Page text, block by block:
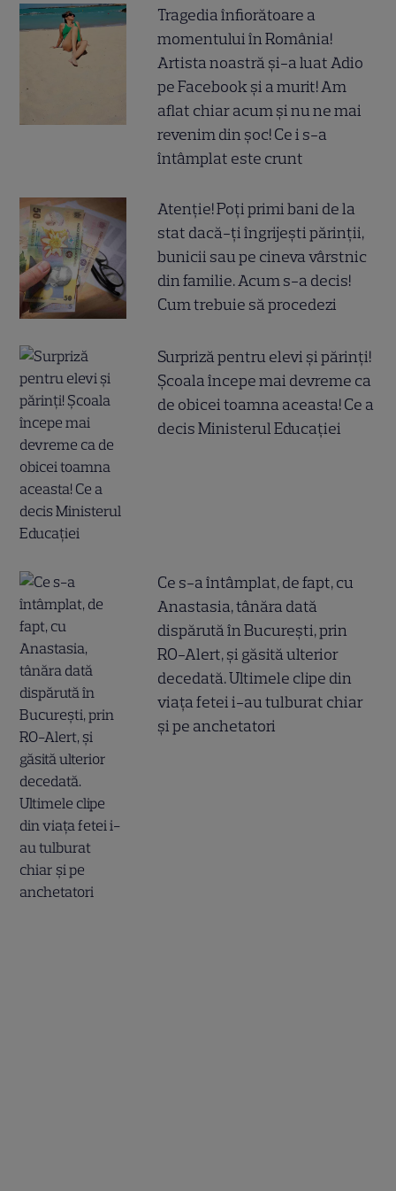
Tragedia înfiorătoare a
momentului în România!
Artista noastră și-a luat Adio
pe Facebook și a murit! Am
aflat chiar acum și nu ne mai
revenim din șoc! Ce i s-a
întâmplat este crunt
Atenție! Poți primi bani de la
stat dacă-ți îngrijești părinții,
bunicii sau pe cineva vârstnic
din familie. Acum s-a decis!
Cum trebuie să procedezi
Surpriză pentru elevi și părinți!
Școala începe mai devreme ca
de obicei toamna aceasta! Ce a
decis Ministerul Educației
Ce s-a întâmplat, de fapt, cu
Anastasia, tânăra dată
dispărută în București, prin
RO-Alert, și găsită ulterior
decedată. Ultimele clipe din
viața fetei i-au tulburat chiar
și pe anchetatori